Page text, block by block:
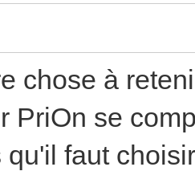
chose à
PriOn se
qu'il faut